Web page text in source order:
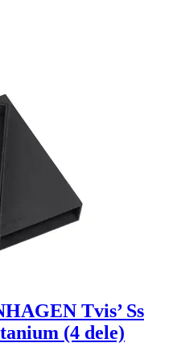
Tvis’ Ss
(4 dele)